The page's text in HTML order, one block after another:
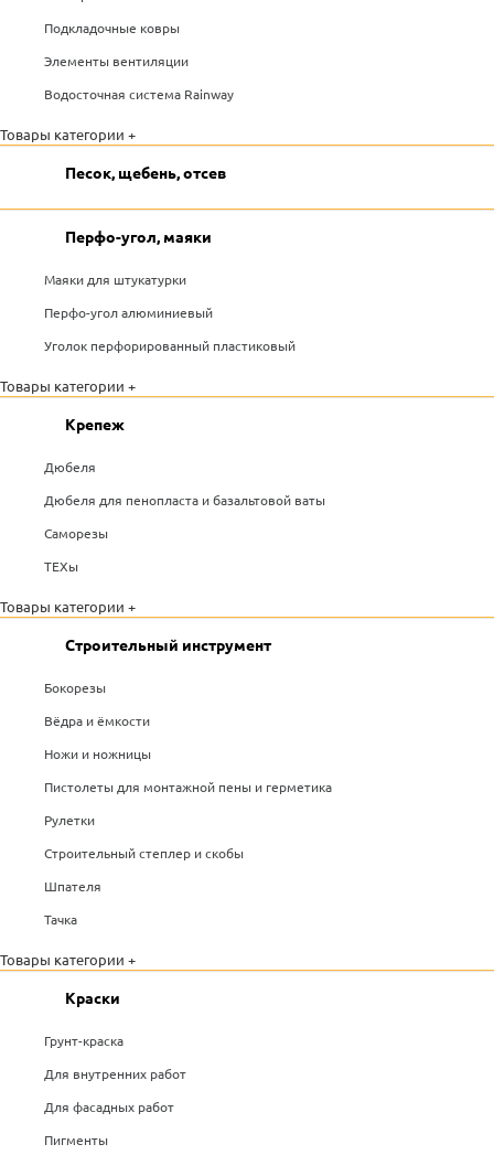
Подкладочные ковры
Элементы вентиляции
Водосточная система Rainway
Товары категории +
Песок, щебень, отсев
Перфо-угол, маяки
Маяки для штукатурки
Перфо-угол алюминиевый
Уголок перфорированный пластиковый
Товары категории +
Крепеж
Дюбеля
Дюбеля для пенопласта и базальтовой ваты
Саморезы
ТЕХы
Товары категории +
Строительный инструмент
Бокорезы
Вёдра и ёмкости
Ножи и ножницы
Пистолеты для монтажной пены и герметика
Рулетки
Строительный степлер и скобы
Шпателя
Тачка
Товары категории +
Краски
Грунт-краска
Для внутренних работ
Для фасадных работ
Пигменты